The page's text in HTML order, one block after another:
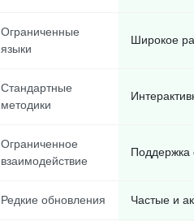
Ограниченные
языки
Широкое
Стандартные
методики
Ограниченное
взаимодействие
Поддержка
Редкие обновления Частые и